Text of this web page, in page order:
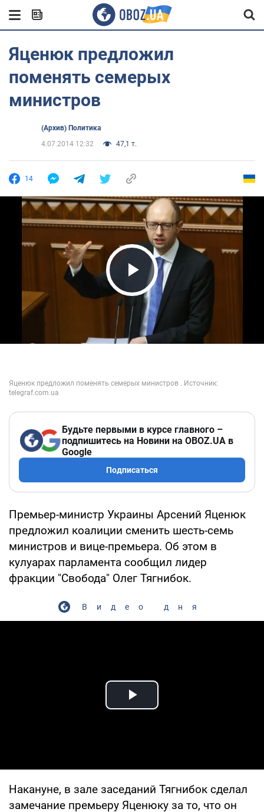
Яценюк предложил
поменять семерых
министров
(Архив) Политика
4.07.2014 12:32
47,1 т.
14
Play Video
Будьте первыми в курсе главного –
подпишитесь на Новини на OBOZ.UA в
Google
Подписаться
Премьер-министр Украины Арсений Яценюк
предложил коалиции сменить шесть-семь
министров и вице-премьера. Об этом в
кулуарах парламента сообщил лидер
фракции "Свобода" Олег Тягнибок.
Видео дня
Play Video
Накануне, в зале заседаний Тягнибок сделал
замечание премьеру Яценюку за то, что он